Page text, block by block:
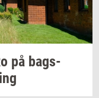
på bags­